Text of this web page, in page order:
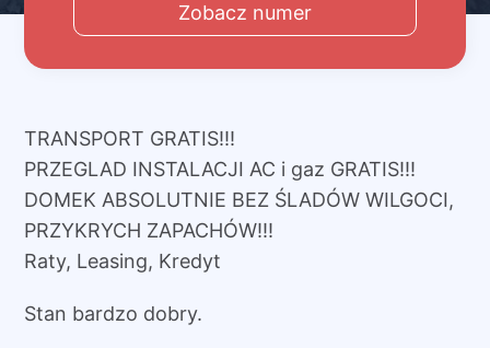
Zobacz numer
TRANSPORT GRATIS!!!
PRZEGLAD INSTALACJI AC i gaz GRATIS!!!
DOMEK ABSOLUTNIE BEZ ŚLADÓW WILGOCI,
PRZYKRYCH ZAPACHÓW!!!
Raty, Leasing, Kredyt
Stan bardzo dobry.